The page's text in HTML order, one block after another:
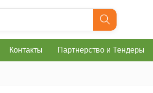
Контакты Партнерство и Тендеры